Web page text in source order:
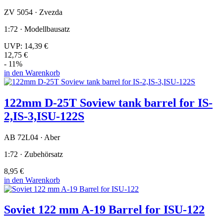
ZV 5054 · Zvezda
1:72 · Modellbausatz
UVP: 14,39 €
12,75 €
- 11%
in den Warenkorb
122mm D-25T Soview tank barrel for IS-
2,IS-3,ISU-122S
AB 72L04 · Aber
1:72 · Zubehörsatz
8,95 €
in den Warenkorb
Soviet 122 mm A-19 Barrel for ISU-122